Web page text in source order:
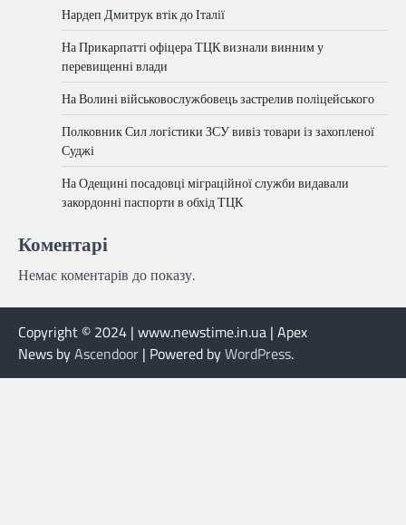
Нардеп Дмитрук втік до Італії
На Прикарпатті офіцера ТЦК визнали винним у
перевищенні влади
На Волині військовослужбовець застрелив поліцейського
Полковник Сил логістики ЗСУ вивіз товари із захопленої
Суджі
На Одещині посадовці міграційної служби видавали
закордонні паспорти в обхід ТЦК
Коментарі
Немає коментарів до показу.
Copyright © 2024 | www.newstime.in.ua | Apex
News byAscendoor | Powered byWordPress.